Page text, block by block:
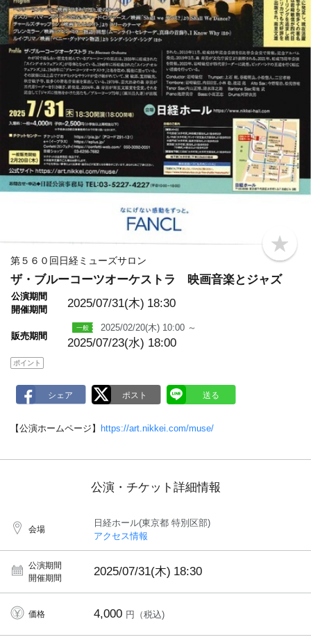
b
o
k
第５６０回日経ミューズサロン
ザ・ブルーコーツオーケストラ 映画音楽とジャズ
公演期間
開催期間
2025/07/31(木) 18:30
販売期間
2025/02/20(木) 10:00 ～
2025/07/23(水) 18:00
ポイント
【公演ホームページ】 https://art.nikkei.com/muse/
公演・チケット詳細情報
会場
日経ホール(東京都 特別区部)
アクセス情報
公演期間
開催期間
2025/07/31(木) 18:30
価格 4,000 円（税込)